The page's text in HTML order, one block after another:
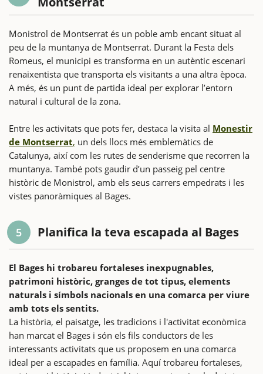
Monistrol de Montserrat és un poble amb encant situat al
peu de la muntanya de Montserrat. Durant la Festa dels
Romeus, el municipi es transforma en un autèntic escenari
renaixentista que transporta els visitants a una altra època.
A més, és un punt de partida ideal per explorar l’entorn
natural i cultural de la zona.
Entre les activitats que pots fer, destaca la visita al Monestir
de Montserrat, un dels llocs més emblemàtics de
Catalunya, així com les rutes de senderisme que recorren la
muntanya. També pots gaudir d’un passeig pel centre
històric de Monistrol, amb els seus carrers empedrats i les
vistes panoràmiques al Bages.
5 Planifica la teva escapada al Bages
El Bages hi trobareu fortaleses inexpugnables,
patrimoni històric, granges de tot tipus, elements
naturals i símbols nacionals en una comarca per viure
amb tots els sentits.
La història, el paisatge, les tradicions i l'activitat econòmica
han marcat el Bages i són els fils conductors de les
interessants activitats que us proposem en una comarca
ideal per a escapades en família. Aquí trobareu fortaleses,